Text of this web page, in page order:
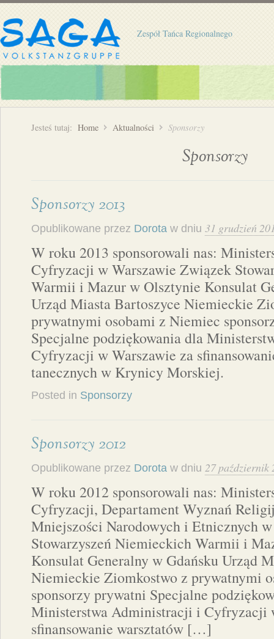
Zespół Tańca Regionalnego
Jesteś tutaj: Home Aktualności Sponsorzy
Sponsorzy
Sponsorzy 2013
Opublikowane przez Dorota w dniu 31 grudzień
W roku 2013 sponsorowali nas:
Cyfryzacji w Warszawie Związek
Warmii i Mazur w Olsztynie Konsulat
Urząd Miasta Bartoszyce Niemieckie
prywatnymi osobami z Niemiec
Specjalne podziękowania dla
Cyfryzacji w Warszawie za
tanecznych w Krynicy Morskiej.
Posted in Sponsorzy
Sponsorzy 2012
Opublikowane przez Dorota w dniu 27 październik
W roku 2012 sponsorowali nas:
Cyfryzacji, Departament Wyznań
Mniejszości Narodowych i Etnicznych
Stowarzyszeń Niemieckich Warmii i
Konsulat Generalny w Gdańsku Urząd
Niemieckie Ziomkostwo z prywatnymi
sponsorzy prywatni Specjalne
Ministerstwa Administracji i Cyfryzacji
sfinansowanie warsztatów […]